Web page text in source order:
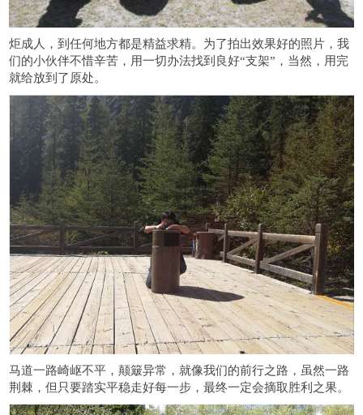
炬成人，到任何地方都是精益求精。为了拍出效果好的照片，我
们的小伙伴不惜辛苦，用一切办法找到良好“支架”，当然，用完
就给放到了原处。
马道一路崎岖不平，颠簸异常，就像我们的前行之路，虽然一路
荆棘，但只要踏实平稳走好每一步，最终一定会摘取胜利之果。